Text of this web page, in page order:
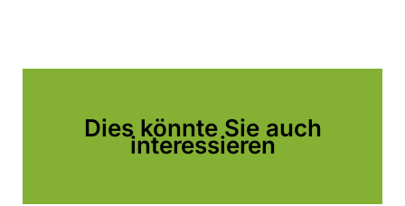
Dies könnte Sie auch
interessieren